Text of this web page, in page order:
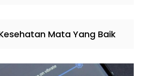
Mata Yang Baik